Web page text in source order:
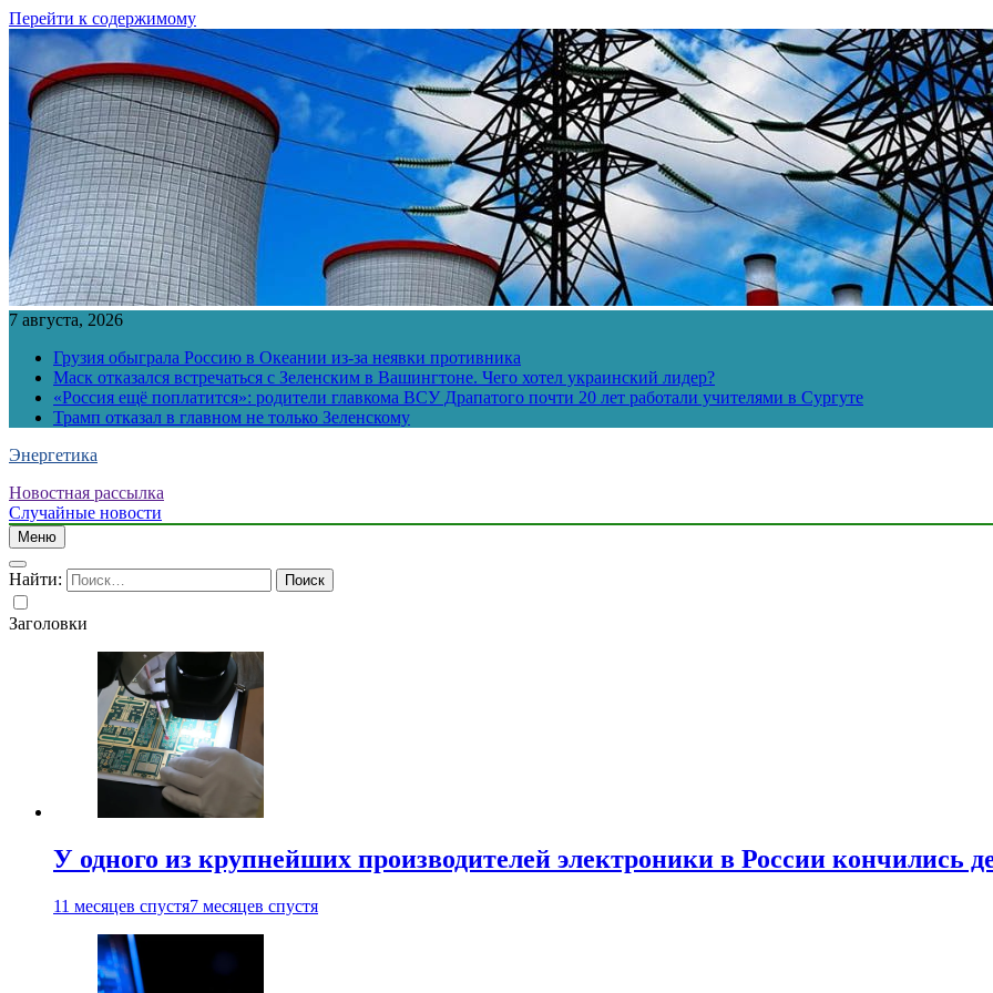
Перейти к содержимому
7 августа, 2026
Грузия обыграла Россию в Океании из-за неявки противника
Маск отказался встречаться с Зеленским в Вашингтоне. Чего хотел украинский лидер?
«Россия ещё поплатится»: родители главкома ВСУ Драпатого почти 20 лет работали учителями в Сургуте
Трамп отказал в главном не только Зеленскому
Энергетика
Новостная рассылка
Случайные новости
Меню
Найти:
Заголовки
У одного из крупнейших производителей электроники в России кончились
11 месяцев спустя7 месяцев спустя